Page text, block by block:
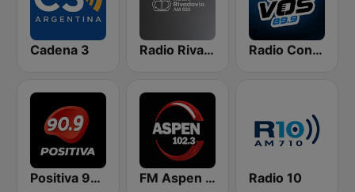
Cadena 3 Radio Rivadavia 630 AM Radio Con Vos 89.9
Positiva 90.9 - Radio Mitre Corrientes FM Aspen 102.3 Radio 10